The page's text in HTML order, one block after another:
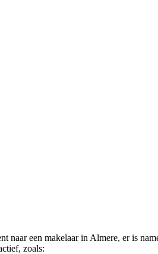
naar een makelaar in Almere, er is
zoals: